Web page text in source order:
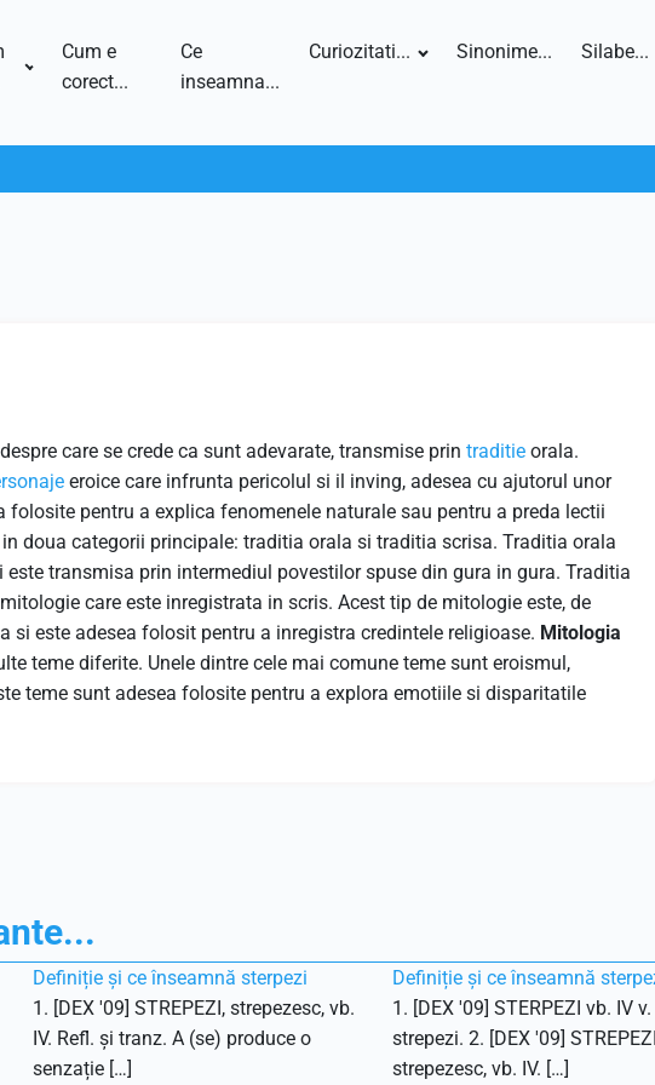
Cum e
corect...
Ce
inseamna...
Curiozitati... Sinonime... Silabe...
care se crede ca sunt adevarate, transmise prin traditie orala.
eroice care infrunta pericolul si il inving, adesea cu ajutorul unor
folosite pentru a explica fenomenele naturale sau pentru a preda lectii
doua categorii principale: traditia orala si traditia scrisa. Traditia orala
transmisa prin intermediul povestilor spuse din gura in gura. Traditia
care este inregistrata in scris. Acest tip de mitologie este, de
si este adesea folosit pentru a inregistra credintele religioase. Mitologia
teme diferite. Unele dintre cele mai comune teme sunt eroismul,
teme sunt adesea folosite pentru a explora emotiile si disparitatile
Definiție și ce înseamnă sterpezi
1. [DEX '09] STREPEZI, strepezesc, vb.
IV. Refl. și tranz. A (se) produce o
senzație […]
Definiție și ce înseamnă
1. [DEX '09] STERPEZI vb. IV v.
strepezi. 2. [DEX '09]
strepezesc, vb. IV. […]